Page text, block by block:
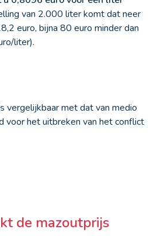
van 2.000 liter komt dat neer
euro, bijna 80 euro minder dan
liter).
vergelijkbaar met dat van medio
voor het uitbreken van het conflict
de mazoutprijs